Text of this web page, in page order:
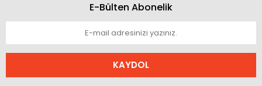
E-Bülten Abonelik
KAYDOL